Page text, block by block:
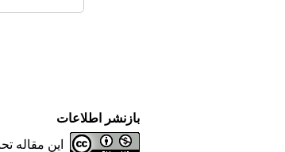
بازنشر اطلاعات
این مقاله